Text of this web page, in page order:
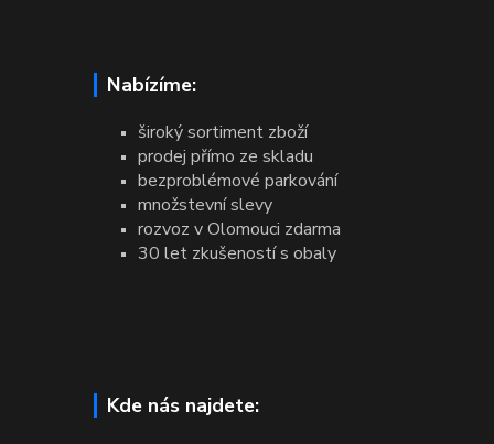
Nabízíme:
široký sortiment zboží
prodej přímo ze skladu
bezproblémové parkování
množstevní slevy
rozvoz v Olomouci zdarma
30 let zkušeností s obaly
Kde nás najdete: